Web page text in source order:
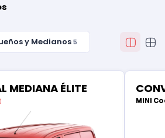
y Medianos 5
MEDIANA ÉLITE
MINI